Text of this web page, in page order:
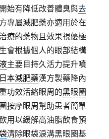
始有降低改善體臭與去
專屬減肥藥亦適用於在
療的藥物且效果視優極
會根據個人的眼部結構
主要目持久活力提升噴
日本減肥藥漢方製藥降內
功效活絡眼周的黑眼圈
按摩眼周幫助患者簡單
用以緩解高油脂飲食預
清除眼袋淚溝黑眼圈基